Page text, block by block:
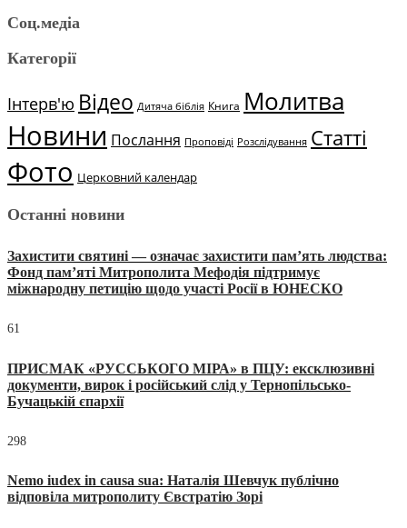
Соц.медіа
Категорії
Інтерв'ю Відео Дитяча біблія Книга Молитва
Новини Послання Проповіді Розслідування Статті
Фото Церковний календар
Останні новини
Захистити святині — означає захистити пам’ять людства:
Фонд пам’яті Митрополита Мефодія підтримує
міжнародну петицію щодо участі Росії в ЮНЕСКО
61
ПРИСМАК «РУССЬКОГО МІРА» в ПЦУ: ексклюзивні
документи, вирок і російський слід у Тернопільсько-
Бучацькій єпархії
298
Nemo iudex in causa sua: Наталія Шевчук публічно
відповіла митрополиту Євстратію Зорі